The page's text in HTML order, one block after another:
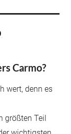
Carmo?
wert, denn es
größten Teil